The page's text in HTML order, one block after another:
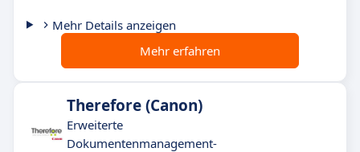
Mehr Details anzeigen
Mehr erfahren
Therefore (Canon)
Erweiterte
Dokumentenmanagement-